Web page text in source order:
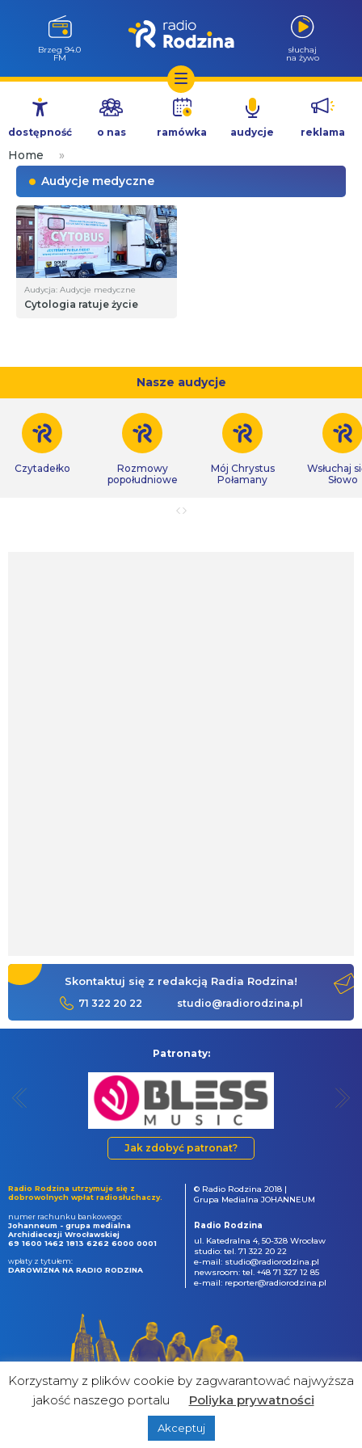
Przejdź
treści
Brzeg 94.0
FM
słuchaj
na żywo
dostępność o nas ramówka audycje reklama
Home
»
Audycje medyczne
Audycja: Audycje medyczne
Cytologia ratuje życie
Nasze audycje
Czytadełko
Rozmowy
popołudniowe
Mój Chrystus
Połamany
Wsłuchaj
Słowo
Skontaktuj się z redakcją Radia Rodzina!
71 322 20 22 studio@radiorodzina.pl
Patronaty:
Jak zdobyć patronat?
Radio Rodzina utrzymuje się z
dobrowolnych wpłat radiosłuchaczy.
numer rachunku bankowego:
Johanneum - grupa medialna
Archidiecezji Wrocławskiej
69 1600 1462 1813 6262 6000 0001
wpłaty z tytułem:
DAROWIZNA NA RADIO RODZINA
© Radio Rodzina 2018 |
Grupa Medialna JOHANNEUM
Radio Rodzina
ul. Katedralna 4, 50-328 Wrocław
studio: tel. 71 322 20 22
e-mail: studio@radiorodzina.pl
newsroom: tel. +48 71 327 12 85
e-mail: reporter@radiorodzina.pl
&
Korzystamy z plików cookie by zagwarantować najwyższa
jakość naszego portalu
Poliyka prywatności
Akceptuj